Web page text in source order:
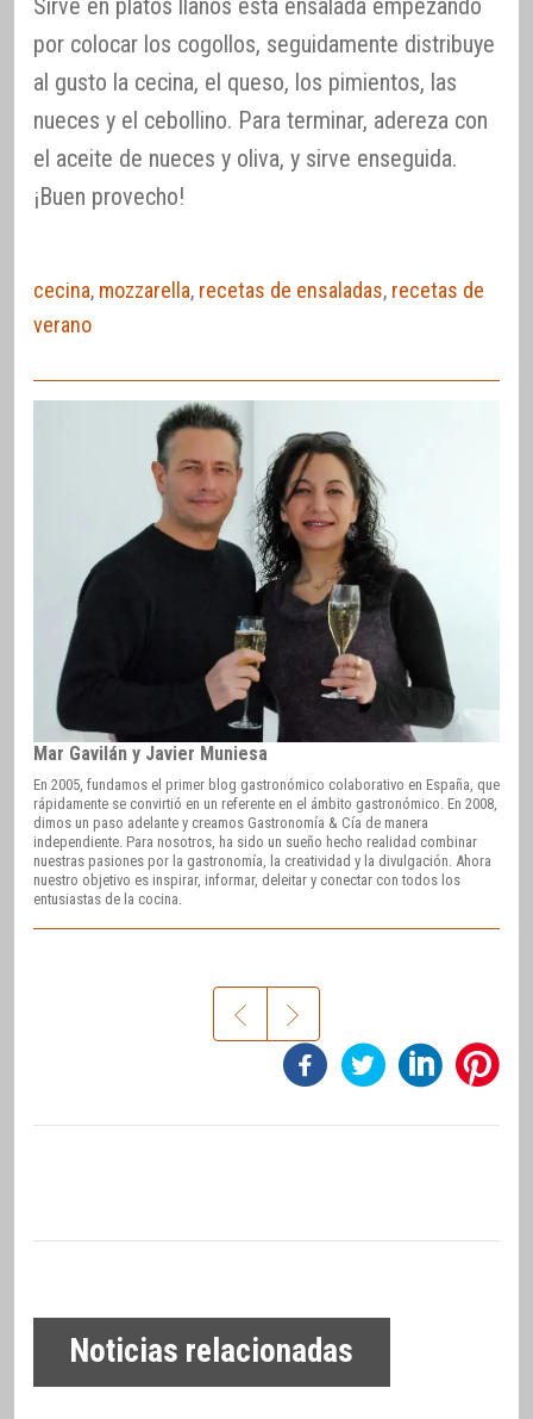
Sirve en platos llanos esta ensalada empezando
por colocar los cogollos, seguidamente distribuye
al gusto la cecina, el queso, los pimientos, las
nueces y el cebollino. Para terminar, adereza con
el aceite de nueces y oliva, y sirve enseguida.
¡Buen provecho!
cecina, mozzarella, recetas de ensaladas, recetas de
verano
Mar Gavilán y Javier Muniesa
En 2005, fundamos el primer blog gastronómico colaborativo en España, que
rápidamente se convirtió en un referente en el ámbito gastronómico. En 2008,
dimos un paso adelante y creamos Gastronomía & Cía de manera
independiente. Para nosotros, ha sido un sueño hecho realidad combinar
nuestras pasiones por la gastronomía, la creatividad y la divulgación. Ahora
nuestro objetivo es inspirar, informar, deleitar y conectar con todos los
entusiastas de la cocina.
Noticias relacionadas